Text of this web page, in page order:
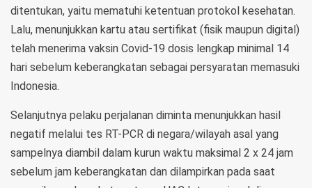
ditentukan, yaitu mematuhi ketentuan protokol kesehatan.
Lalu, menunjukkan kartu atau sertifikat (fisik maupun digital)
telah menerima vaksin Covid-19 dosis lengkap minimal 14
hari sebelum keberangkatan sebagai persyaratan memasuki
Indonesia.
Selanjutnya pelaku perjalanan diminta menunjukkan hasil
negatif melalui tes RT-PCR di negara/wilayah asal yang
sampelnya diambil dalam kurun waktu maksimal 2 x 24 jam
sebelum jam keberangkatan dan dilampirkan pada saat